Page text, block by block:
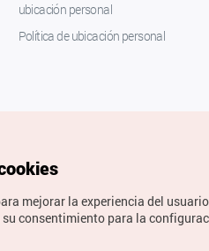
ubicación personal
Política de ubicación personal
mejorar la experiencia del
consentimiento para la